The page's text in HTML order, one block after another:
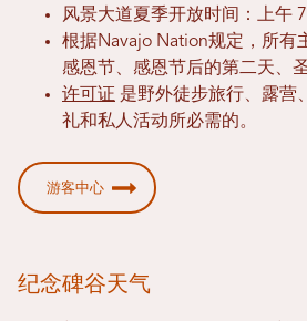
风景大道夏季开放时间：上午
根据Navajo Nation规定，所有
感恩节、感恩节后的第二天、
许可证 是野外徒步旅行、露营
礼和私人活动所必需的。
游客中心
纪念碑谷天气